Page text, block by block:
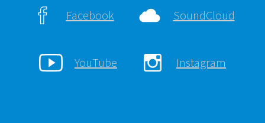
Facebook
SoundCloud
YouTube Instagram